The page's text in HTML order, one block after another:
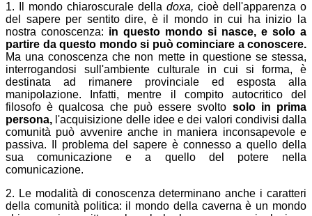
1. Il mondo chiaroscurale della doxa, cioè dell'apparenza o
del sapere per sentito dire, è il mondo in cui ha inizio la
nostra conoscenza: in questo mondo si nasce, e solo a
partire da questo mondo si può cominciare a conoscere.
Ma una conoscenza che non mette in questione se stessa,
interrogandosi sull'ambiente culturale in cui si forma, è
destinata ad rimanere provinciale ed esposta alla
manipolazione. Infatti, mentre il compito autocritico del
filosofo è qualcosa che può essere svolto solo in prima
persona, l'acquisizione delle idee e dei valori condivisi dalla
comunità può avvenire anche in maniera inconsapevole e
passiva. Il problema del sapere è connesso a quello della
sua comunicazione e a quello del potere nella
comunicazione.
2. Le modalità di conoscenza determinano anche i caratteri
della comunità politica: il mondo della caverna è un mondo